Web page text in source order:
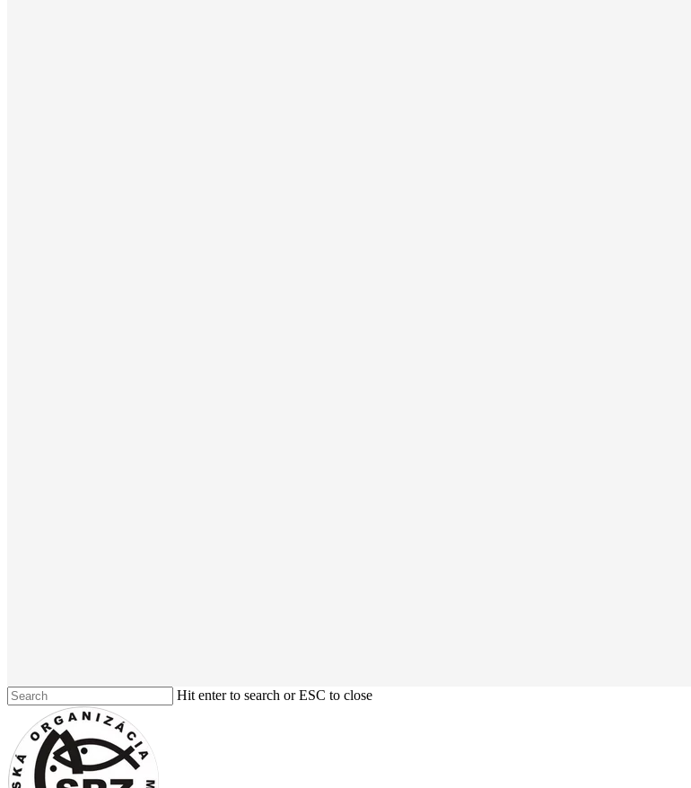
Hit enter to search or ESC to close
Search